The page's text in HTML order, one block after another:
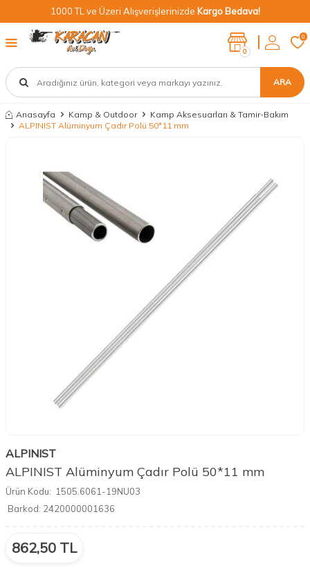
1000 TL ve Üzeri Alışverişlerinizde Kargo Bedava!
ARA
0
0
Anasayfa Kamp & Outdoor
Kamp Aksesuarları & Tamir-Bakım
ALPINIST Alüminyum Çadır Polü 50*11 mm
ALPINIST
ALPINIST Alüminyum Çadır Polü 50*11 mm
Ürün Kodu: 1505.6061-19NU03
Barkod: 2420000001636
862,50 TL